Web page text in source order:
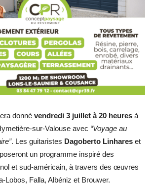
donné vendredi 3 juillet à 20 heures à
sur-Valouse avec “Voyage au
. Les guitaristes Dagoberto Linhares et
un programme inspiré des
et sud-américain, à travers des œuvres
Lobos, Falla, Albéniz et Brouwer.